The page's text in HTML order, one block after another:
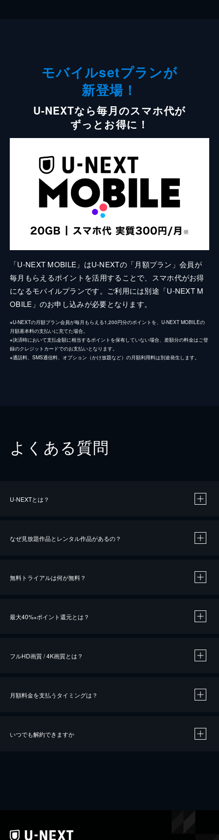
モバイルsetプランが
新登場！
U-NEXTなら毎月のスマホ代が
ずっとお得に！
「U-NEXT MOBILE」はU-NEXTの「月額プラン」会員が
毎月もらえるポイントを活用することで、スマホ代がお得
になるモバイルプランです。ご利用には別途「U-NEXT M
OBILE」のお申し込みが必要となります。
※U-NEXTの月額プラン会員が毎月もらえる1,200円分のポイントを、U-NEXT MOBILEの
月額基本料の支払いに充てた場合。
※決済時において支払金額に相当するポイントを保有していない場合、差額分の料金はご登
録のクレジットカードでのお支払いとなります。
※通話料、SMS通信料、オプション（かけ放題など）の月額利用料は別途発生します。
よくある質問
U-NEXTとは？
なぜ見放題作品とレンタル作品があるの？
無料トライアルは何が無料？
最大40%※ポイント還元とは？
※40％ポイント還元の対象は、クレジットカード決済による作品の購入 / レンタルです。
フルHD画質 / 4K画質とは？
月額料金を支払うタイミングは？
いつでも解約できますか